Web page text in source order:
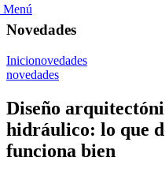
Menú
Novedades
Inicionovedades
novedades
Diseño
hidráulico: lo que
funciona bien